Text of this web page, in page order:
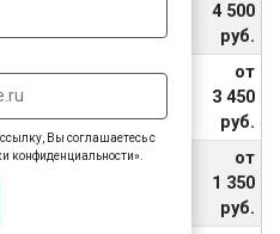
Вы соглашаетесь с
конфиденциальности».
4 500
руб.
одной декоративной
от
3 450
руб.
от
1 350
руб.